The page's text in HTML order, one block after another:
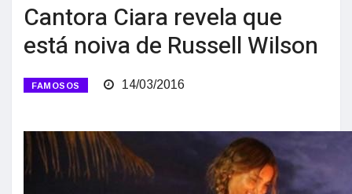
Cantora Ciara revela que
está noiva de Russell Wilson
FAMOSOS 14/03/2016